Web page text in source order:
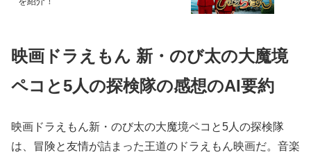
映画ドラえもん 新・のび太の大魔境
ペコと5人の探検隊の感想のAI要約
映画ドラえもん新・のび太の大魔境ペコと5人の探検隊
は、冒険と友情が詰まった王道のドラえもん映画だ。音楽